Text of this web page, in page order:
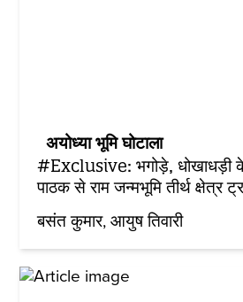
अयोध्या भूमि घोटाला
#Exclusive: भगोड़े, धोखाधड़ी के
पाठक से राम जन्मभूमि तीर्थ क्षेत्र
बसंत कुमार आयुष तिवारी